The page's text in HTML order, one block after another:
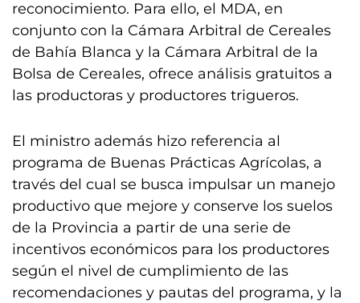
reconocimiento. Para ello, el MDA, en
conjunto con la Cámara Arbitral de Cereales
de Bahía Blanca y la Cámara Arbitral de la
Bolsa de Cereales, ofrece análisis gratuitos a
las productoras y productores trigueros.
El ministro además hizo referencia al
programa de Buenas Prácticas Agrícolas, a
través del cual se busca impulsar un manejo
productivo que mejore y conserve los suelos
de la Provincia a partir de una serie de
incentivos económicos para los productores
según el nivel de cumplimiento de las
recomendaciones y pautas del programa, y la